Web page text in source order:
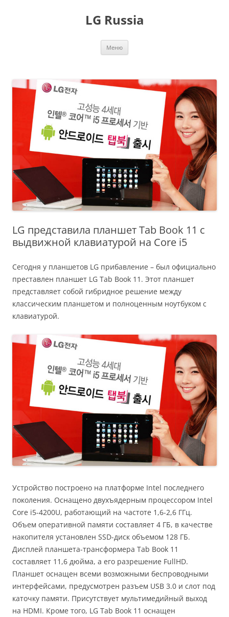
LG Russia
Меню
LG представила планшет Tab Book 11 с
выдвижной клавиатурой на Core i5
Сегодня у планшетов LG прибавление – был официально
преставлен планшет LG Tab Book 11. Этот планшет
представляет собой гибридное решение между
классическим планшетом и полноценным ноутбуком с
клавиатурой.
Устройство построено на платформе Intel последнего
поколения. Оснащено двухъядерным процессором Intel
Core i5-4200U, работающий на частоте 1,6-2,6 ГГц.
Объем оперативной памяти составляет 4 ГБ, в качестве
накопителя установлен SSD-диск объемом 128 ГБ.
Дисплей планшета-трансформера Tab Book 11
составляет 11,6 дюйма, а его разрешение FullHD.
Планшет оснащен всеми возможными беспроводными
интерфейсами, предусмотрен разъем USB 3.0 и слот под
каточку памяти. Присутствует мультимедийный выход
на HDMI. Кроме того, LG Tab Book 11 оснащен